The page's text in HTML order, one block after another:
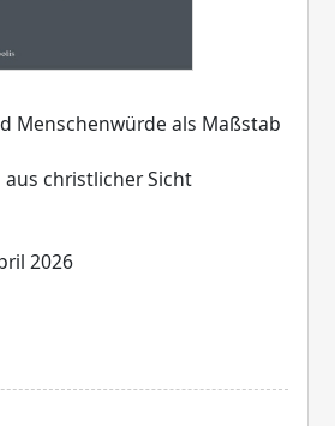
Menschenwürde als Maßstab
christlicher Sicht
2026